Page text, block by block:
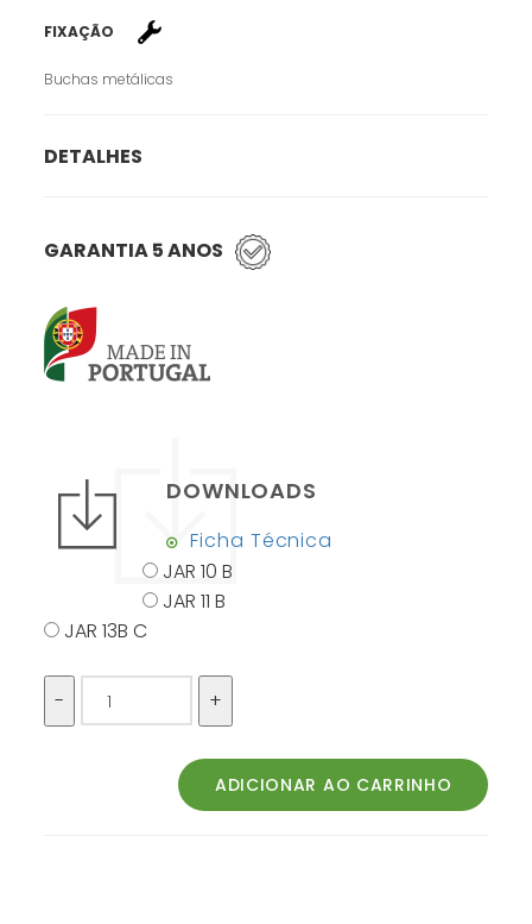
FIXAÇÃO
Buchas metálicas
DETALHES
GARANTIA 5 ANOS
DOWNLOADS
Ficha Técnica
JAR 10 B
JAR 11 B
JAR 13B C